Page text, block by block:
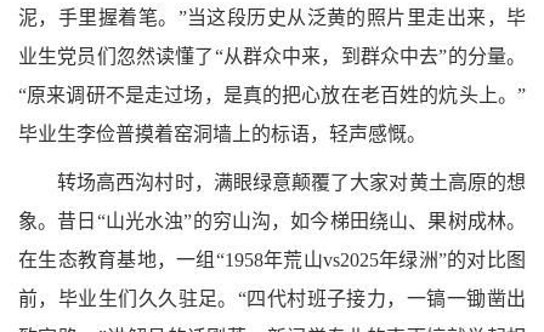
泥，手里握着笔。”当这段历史从泛黄的照片里走出来，毕
业生党员们忽然读懂了“从群众中来，到群众中去”的分量。
“原来调研不是走过场，是真的把心放在老百姓的炕头上。”
毕业生李俭普摸着窑洞墙上的标语，轻声感慨。
转场高西沟村时，满眼绿意颠覆了大家对黄土高原的想
象。昔日“山光水浊”的穷山沟，如今梯田绕山、果树成林。
在生态教育基地，一组“1958年荒山vs2025年绿洲”的对比图
前，毕业生们久久驻足。“四代村班子接力，一镐一锄凿出